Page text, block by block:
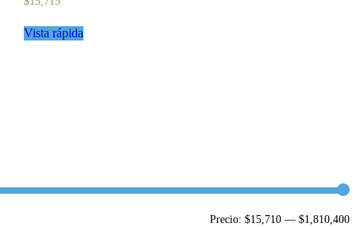
Vista rápida
Precio: $15,710 — $1,810,400